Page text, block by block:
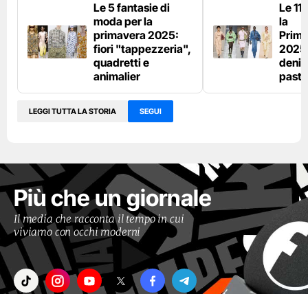
Le 5 fantasie di
moda per la
primavera 2025:
fiori "tappezzeria",
quadretti e
animalier
Le
la
LEGGI TUTTA LA STORIA SEGUI
Più che un giornale
Il media che racconta il tempo in cui
viviamo con occhi moderni